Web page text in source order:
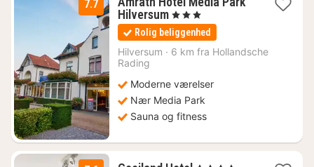
7.7
Hilversum1
nat
fra
672
, 3 Stjerner
Rolig beliggenhed
Hilversum · 6 km fra Hollandsche
Rading
Moderne værelser
Nær Media Park
Sauna og fitness